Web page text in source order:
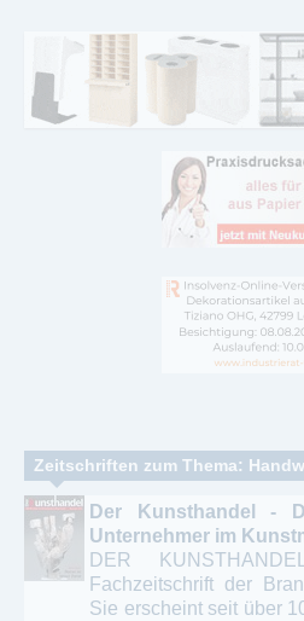
Der Kunsthandel -
Unternehmer im
DER
Fachzeitschrift der
Sie erscheint seit über